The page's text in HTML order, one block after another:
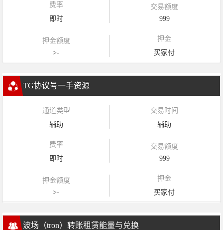
费率
即时
交易额度
999
押金额度
>-
押金
买家付
TG协议号一手资源
通道类型
辅助
交易时间
辅助
费率
即时
交易额度
999
押金额度
>-
押金
买家付
波场（tron）转账租赁能量与兑换